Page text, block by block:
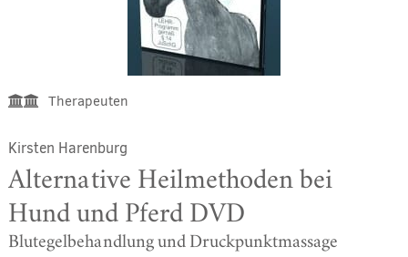
Therapeuten
Kirsten Harenburg
Alternative Heilmethoden bei
Hund und Pferd DVD
Blutegelbehandlung und Druckpunktmassage